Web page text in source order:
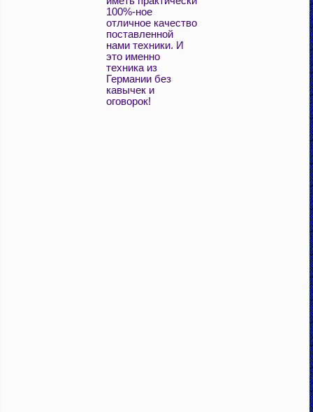
100%-ное
отличное качество
поставленной
нами техники. И
это именно
техника из
Германии без
кавычек и
оговорок!